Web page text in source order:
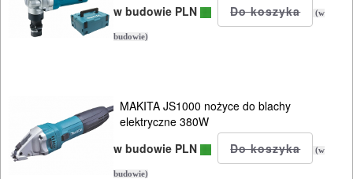
lutownice
młotowiertarki
młoty
udarowe
w budowie PLN
(w
budowie)
MAKITA JS1000 nożyce do blachy
elektryczne 380W
w budowie PLN
(w
budowie)